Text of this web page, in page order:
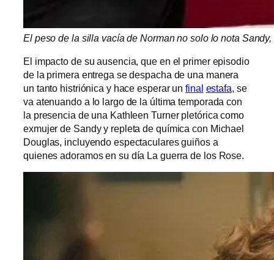
El peso de la silla vacía de Norman no solo lo nota
El impacto de su ausencia, que en el primer episodio
de la primera entrega se despacha de una manera
un tanto histriónica y hace esperar unfinal estafa, se
va atenuando a lo largo de la última temporada con
la presencia de una Kathleen Turner pletórica como
exmujer de Sandy y repleta de química con Michael
Douglas, incluyendo espectaculares guiños a
quienes adoramos en su día La guerra de los Rose.